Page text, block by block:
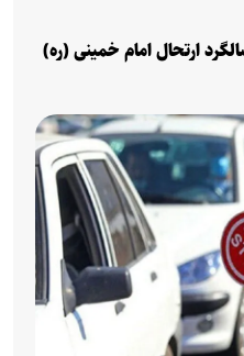
ارتحال امام خمینی (ره)